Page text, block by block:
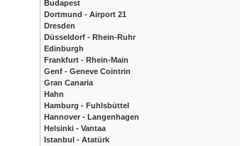
Budapest
Dortmund - Airport 21
Dresden
Düsseldorf - Rhein-Ruhr
Edinburgh
Frankfurt - Rhein-Main
Genf - Geneve Cointrin
Gran Canaria
Hahn
Hamburg - Fuhlsbüttel
Hannover - Langenhagen
Helsinki - Vantaa
Istanbul - Atatürk